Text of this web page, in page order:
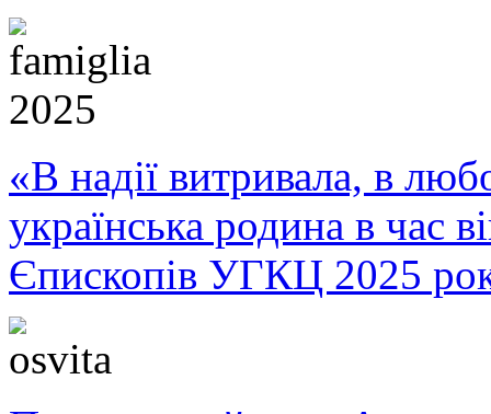
«В надії витривала, в
українська родина в час
Єпископів УГКЦ 2025